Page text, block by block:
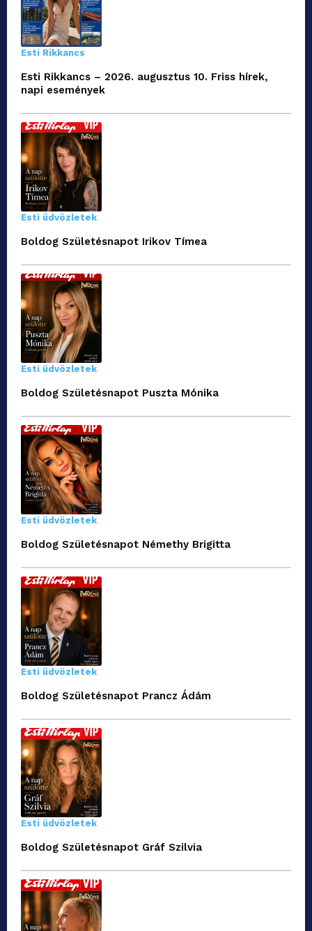
Esti Rikkancs
Esti Rikkancs – 2026. augusztus 10. Friss hírek,
napi események
Esti üdvözletek
Boldog Születésnapot Irikov Tímea
Esti üdvözletek
Boldog Születésnapot Puszta Mónika
Esti üdvözletek
Boldog Születésnapot Némethy Brigitta
Esti üdvözletek
Boldog Születésnapot Prancz Ádám
Esti üdvözletek
Boldog Születésnapot Gráf Szilvia